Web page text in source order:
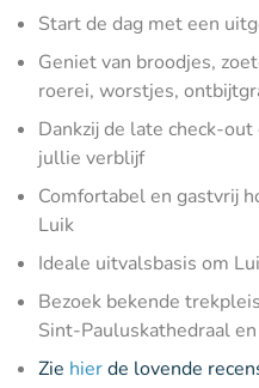
Start de dag met een
Geniet van broodjes,
roerei, worstjes,
Dankzij de late check-
jullie verblijf
Comfortabel en gastvrij
Luik
Ideale uitvalsbasis om
Bezoek bekende
Sint-Pauluskathedraal
Zie hierde lovende